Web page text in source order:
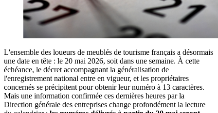
L'ensemble des loueurs de meublés de tourisme français a désormais
une date en tête : le 20 mai 2026, soit dans une semaine. À cette
échéance, le décret accompagnant la généralisation de
l'enregistrement national entre en vigueur, et les propriétaires
concernés se précipitent pour obtenir leur numéro à 13 caractères.
Mais une information confirmée ces dernières heures par la
Direction générale des entreprises change profondément la lecture